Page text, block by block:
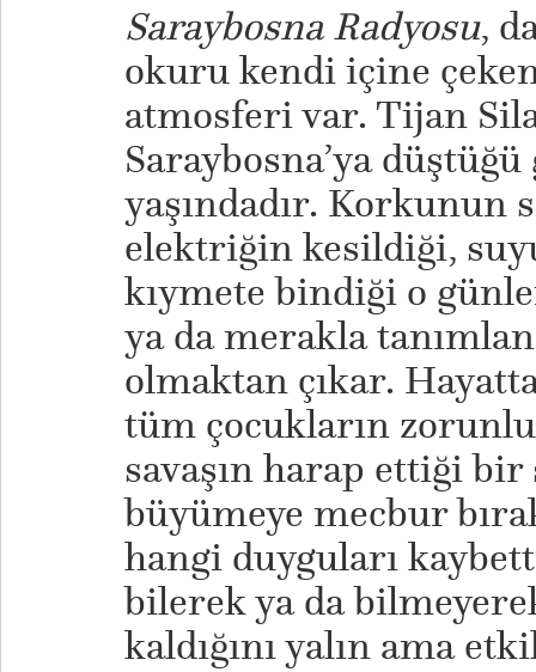
Saraybosna Radyosu,
okuru kendi içine
atmosferi var. Tijan
Saraybosna’ya
yaşındadır. Korkunun
elektriğin kesildiği,
kıymete bindiği o
ya da merakla
olmaktan çıkar.
tüm çocukların
savaşın harap ettiği
büyümeye mecbur
hangi duyguları
bilerek ya da
kaldığını yalın ama